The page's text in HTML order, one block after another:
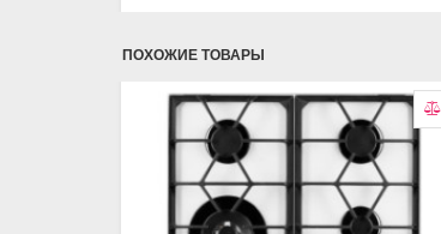
ПОХОЖИЕ ТОВАРЫ